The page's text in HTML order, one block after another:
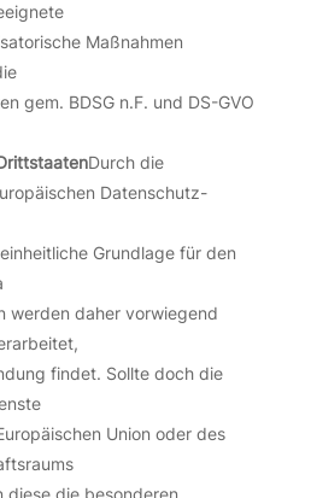
Maßnahmen
gem. BDSG n.F. und DS-GVO
Durch die
Datenschutz-
Grundlage für den
werden daher vorwiegend
findet. Sollte doch die
Union oder des
diese die besonderen